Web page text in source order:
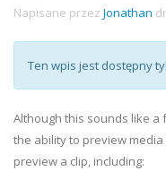
Napisane przez Jonathan
Ten wpis jest dostępny
Although this sounds like
the ability to preview
preview a clip, including: